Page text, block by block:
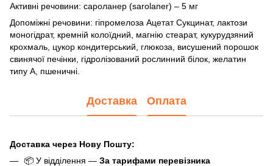
Активні речовини: сароланер (sarolaner) – 5 мг
Допоміжні речовини: гіпромелоза Ацетат Сукцинат, лактози
моногідрат, кремній колоїдний, магнію стеарат, кукурудзяний
крохмаль, цукор кондитерський, глюкоза, висушений порошок
свинячої печінки, гідролізований рослинний білок, желатин
типу А, пшеничні.
Доставка Оплата
Доставка через Нову Пошту:
📦 У відділення — За тарифами перевізника